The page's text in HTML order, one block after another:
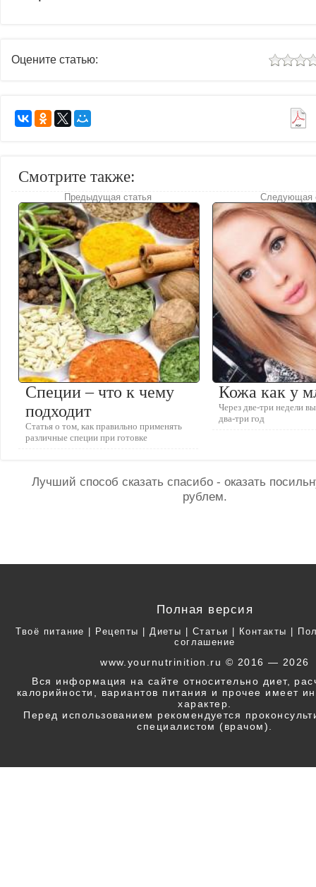
Оцените статью:
Смотрите также:
Предыдущая статья
Специи – что к чему
подходит
Статья о том, как правильно применять
различные специи при готовке
Следующая
Кожа как у
Через две-три недели
два-три год
Лучший способ сказать спасибо - оказать
рублем.
Полная версия
Твоё питание Рецепты Диеты Статьи Контакты
соглашение
www.yournutrinition.ru © 2016 — 2026
Вся информация на сайте относительно диет,
калорийности, вариантов питания и прочее имеет
характер.
Перед использованием рекомендуется
специалистом (врачом).